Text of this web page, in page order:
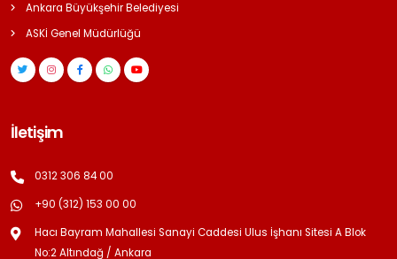
Ankara Büyükşehir Belediyesi
ASKİ Genel Müdürlüğü
İletişim
0312 306 84 00
+90 (312) 153 00 00
Hacı Bayram Mahallesi Sanayi Caddesi Ulus İşhanı Sitesi A Blok
No:2 Altındağ / Ankara